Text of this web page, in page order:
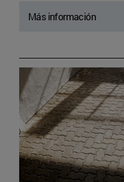
Más información